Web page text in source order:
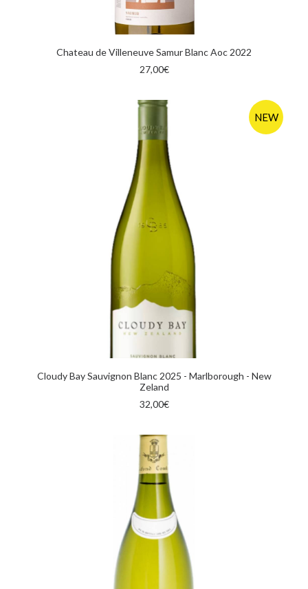
AGGIUNGI AL CARRELLO
Chateau de Villeneuve Samur Blanc Aoc 2022
27,00€
NEW
AGGIUNGI AL CARRELLO
Cloudy Bay Sauvignon Blanc 2025 - Marlborough - New
Zeland
32,00€